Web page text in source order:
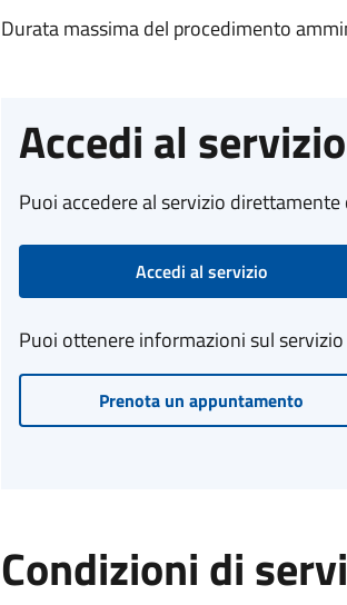
Durata massima del procedimento
Accedi al servizio
Puoi accedere al servizio
Accedi al servizio
Puoi ottenere informazioni sul
Prenota un appuntamento
Condizioni di